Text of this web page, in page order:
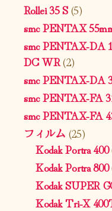
Rollei 35 S(5)
smc PENTAX
smc PENTAX-DA
DC WR(2)
smc PENTAX-DA
smc PENTAX-FA
smc PENTAX-FA
フィルム (25)
Kodak Portra 400
Kodak Portra 800
Kodak SUPER
Kodak Tri-X